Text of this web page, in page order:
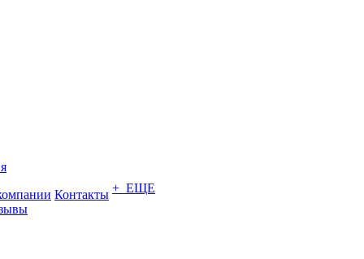
Контакты + ЕЩЕ